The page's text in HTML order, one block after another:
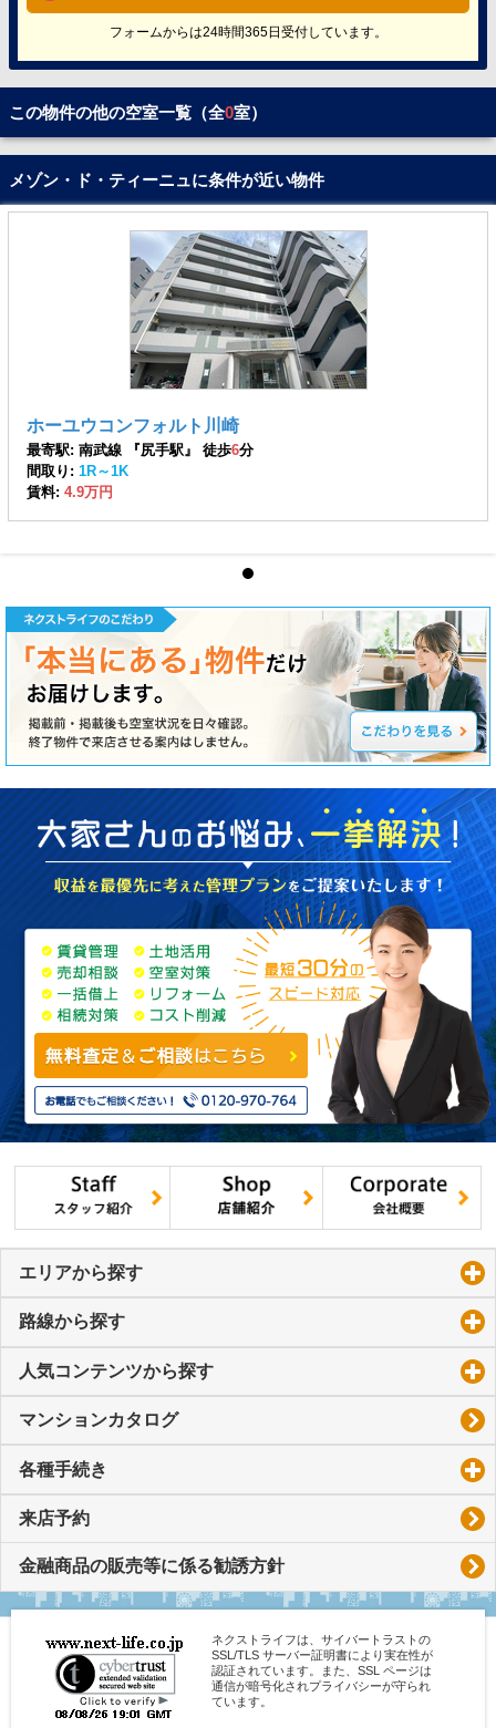
フォームからは24時間365日受付しています。
この物件の他の空室一覧（全0室）
メゾン・ド・ティーニュに条件が近い物件
ホーユウコンフォルト川崎
最寄駅: 南武線 『尻手駅』 徒歩6分
間取り: 1R～1K
賃料: 4.9万円
エリアから探す
路線から探す
人気コンテンツから探す
マンションカタログ
各種手続き
来店予約
金融商品の販売等に係る勧誘方針
ネクストライフは、サイバートラストの
SSL/TLS サーバー証明書により実在性が
認証されています。また、SSL ページは
通信が暗号化されプライバシーが守られ
ています。